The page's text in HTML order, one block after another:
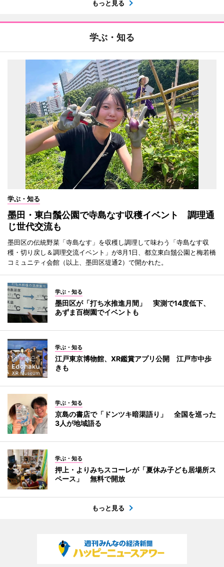
もっと見る
学ぶ・知る
学ぶ・知る
墨田・東白鬚公園で寺島なす収穫イベント 調理通
じ世代交流も
墨田区の伝統野菜「寺島なす」を収穫し調理して味わう「寺島なす収
穫・切り戻し＆調理交流イベント」が8月1日、都立東白鬚公園と梅若橋
コミュニティ会館（以上、墨田区堤通2）で開かれた。
学ぶ・知る
墨田区が「打ち水推進月間」 実測で14度低下、
あずま百樹園でイベントも
学ぶ・知る
江戸東京博物館、XR鑑賞アプリ公開 江戸市中歩
きも
学ぶ・知る
京島の書店で「ドンツキ暗渠語り」 全国を巡った
3人が地域語る
学ぶ・知る
押上・よりみちスコーレが「夏休み子ども居場所ス
ペース」 無料で開放
もっと見る